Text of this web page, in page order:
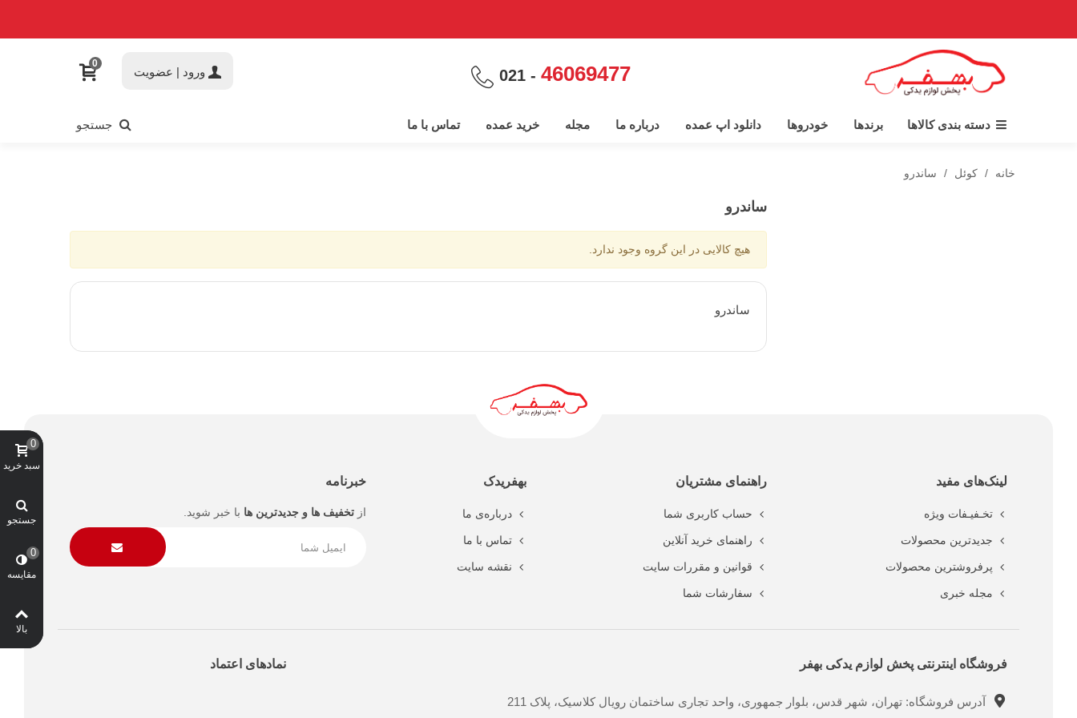
46069477
- 021 ورود | عضویت
0
دسته بندی کالاها برندها خودروها دانلود اپ عمده درباره ما مجله خرید عمده تماس با ما جستجو
خانه / کوئل / ساندرو
ساندرو
هیچ کالایی در این گروه وجود ندارد.
ساندرو
لینک‌های مفید
تخـفیـفات ویژه
جدیدترین محصولات
پرفروشترین محصولات
مجله خبری
راهنمای مشتریان
حساب کاربری شما
راهنمای خرید آنلاین
قوانین و مقررات سایت
سفارشات شما
بهفریدک
درباره‌ی ما
تماس با ما
نقشه سایت
خبرنامه
از تخفیف ها و جدیدترین ها با خبر شوید.
فروشگاه اینترنتی پخش لوازم یدکی بهفر
آدرس فروشگاه: تهران، شهر قدس، بلوار جمهوری، واحد تجاری ساختمان رویال کلاسیک، پلاک 211
نمادهای اعتماد
سبد خرید
0
جستجو
مقایسه
0
بالا